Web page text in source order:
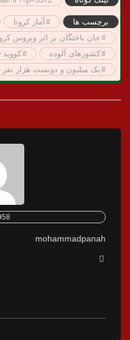
برچسب ها آمار کرونا
جان باختگان بر اثر ویروس
کشورهای آلوده
کووید 19
یک میلیون و دویست هزار نفر
958
mohammadpanah